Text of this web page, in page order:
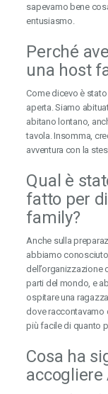
sapevamo bene
entusiasmo.
Perché
una host
Come dicevo è
aperta. Siamo
abitano lontano,
tavola. Insomma,
avventura con la
Qual è
fatto per
family?
Anche sulla
abbiamo
dell’organizzazione
parti del mondo, e
ospitare una
dove raccontavamo
più facile di quanto
Cosa ha
accogliere